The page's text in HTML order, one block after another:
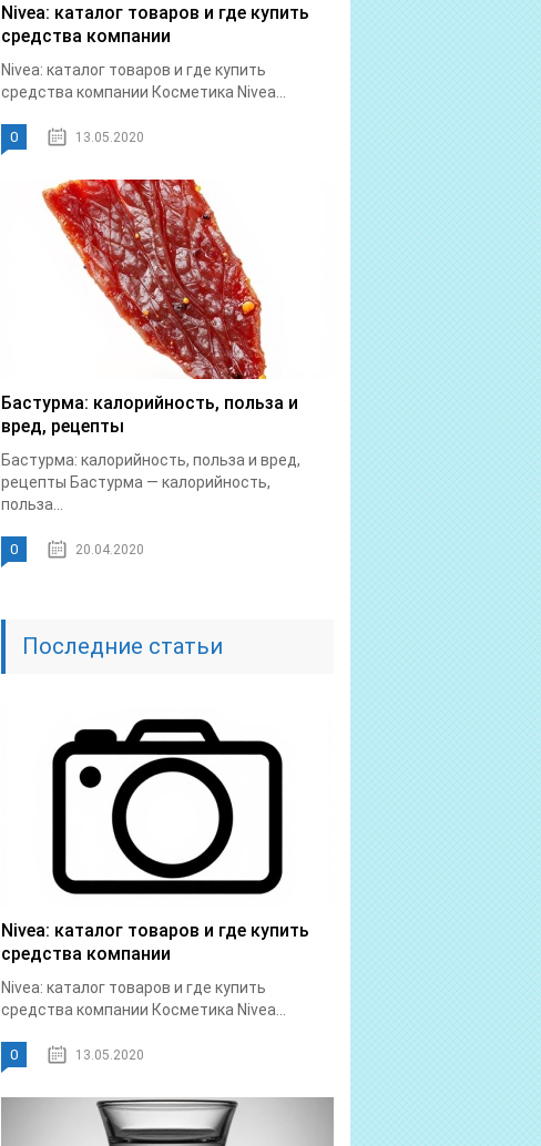
Nivea: каталог товаров и где купить
средства компании
Nivea: каталог товаров и где купить
средства компании Косметика Nivea...
0 13.05.2020
Бастурма: калорийность, польза и
вред, рецепты
Бастурма: калорийность, польза и вред,
рецепты Бастурма — калорийность,
польза...
0 20.04.2020
Последние статьи
Nivea: каталог товаров и где купить
средства компании
Nivea: каталог товаров и где купить
средства компании Косметика Nivea...
0 13.05.2020